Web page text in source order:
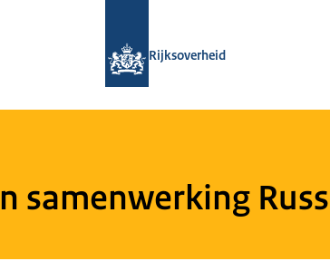
Rijksoverheid